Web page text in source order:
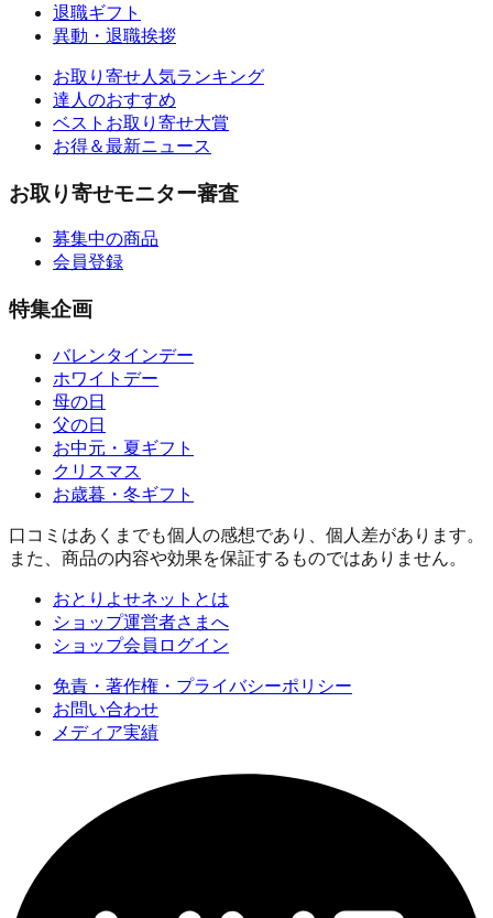
退職ギフト
異動・退職挨拶
お取り寄せ人気ランキング
達人のおすすめ
ベストお取り寄せ大賞
お得＆最新ニュース
お取り寄せモニター審査
募集中の商品
会員登録
特集企画
バレンタインデー
ホワイトデー
母の日
父の日
お中元・夏ギフト
クリスマス
お歳暮・冬ギフト
口コミはあくまでも個人の感想であり、個人差があります。
また、商品の内容や効果を保証するものではありません。
おとりよせネットとは
ショップ運営者さまへ
ショップ会員ログイン
免責・著作権・プライバシーポリシー
お問い合わせ
メディア実績